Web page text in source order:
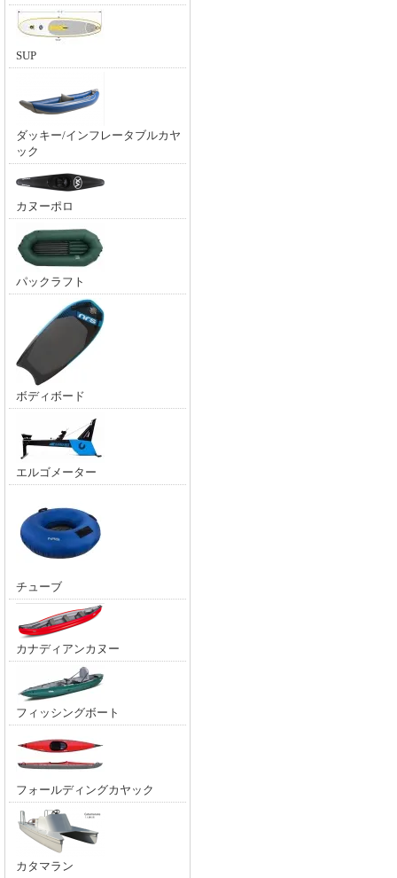
SUP
ダッキー/インフレータブルカヤ
ック
カヌーポロ
パックラフト
ボディボード
エルゴメーター
チューブ
カナディアンカヌー
フィッシングボート
フォールディングカヤック
カタマラン